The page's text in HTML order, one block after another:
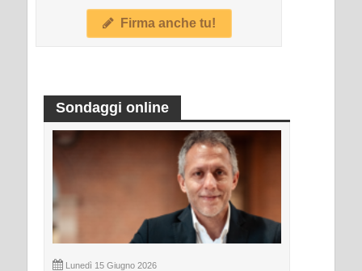
Firma anche tu!
Sondaggi online
Lunedì 15 Giugno 2026